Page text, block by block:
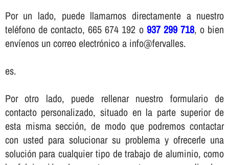
Por un lado, puede llamarnos directamente a nuestro
teléfono de contacto, 665 674 192 o 937 299 718, o bien
enví­enos un correo electrónico a info@fervalles.
es.
Por otro lado, puede rellenar nuestro formulario de
contacto personalizado, situado en la parte superior de
esta misma sección, de modo que podremos contactar
con usted para solucionar su problema y ofrecerle una
solución para cualquier tipo de trabajo de aluminio, como